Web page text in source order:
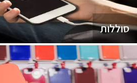
סוללות